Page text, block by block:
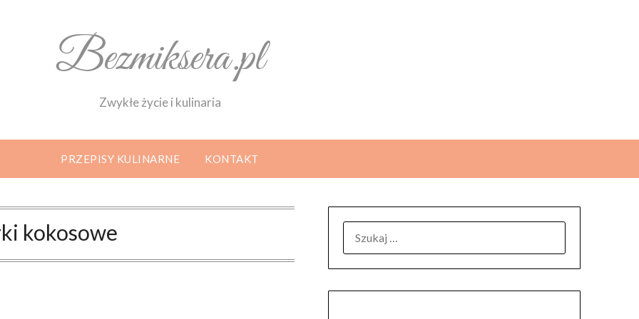
Bezmiksera.pl
Zwykłe życie i kulinaria
PRZEPISY KULINARNE KONTAKT
kokosowe